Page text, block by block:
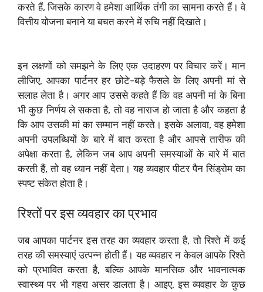
करते हैं, जिसके कारण वे हमेशा आर्थिक तंगी का सामना करते हैं। वे
वित्तीय योजना बनाने या बचत करने में रुचि नहीं दिखाते।
इन लक्षणों को समझने के लिए एक उदाहरण पर विचार करें। मान
लीजिए, आपका पार्टनर हर छोटे-बड़े फैसले के लिए अपनी मां से
सलाह लेता है। अगर आप उससे कहते हैं कि वह अपनी मां के बिना
भी कुछ निर्णय ले सकता है, तो वह नाराज हो जाता है और कहता है
कि आप उसकी मां का सम्मान नहीं करते। इसके अलावा, वह हमेशा
अपनी उपलब्धियों के बारे में बात करता है और आपसे तारीफ की
अपेक्षा करता है, लेकिन जब आप अपनी समस्याओं के बारे में बात
करती हैं, तो वह ध्यान नहीं देता। यह व्यवहार पीटर पैन सिंड्रोम का
स्पष्ट संकेत होता है।
रिश्तों पर इस व्यवहार का प्रभाव
जब आपका पार्टनर इस तरह का व्यवहार करता है, तो रिश्ते में कई
तरह की समस्याएं उत्पन्न होती हैं। यह व्यवहार न केवल आपके रिश्ते
को प्रभावित करता है, बल्कि आपके मानसिक और भावनात्मक
स्वास्थ्य पर भी गहरा असर डालता है। आइए, इस व्यवहार के कुछ